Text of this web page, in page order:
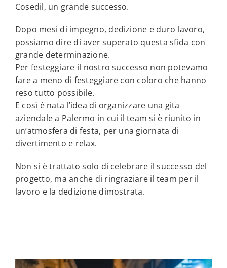
Cosedil, un grande successo.
Dopo mesi di impegno, dedizione e duro lavoro,
possiamo dire di aver superato questa sfida con
grande determinazione.
Per festeggiare il nostro successo non potevamo
fare a meno di festeggiare con coloro che hanno
reso tutto possibile.
E così è nata l’idea di organizzare una gita
aziendale a Palermo in cui il team si è riunito in
un’atmosfera di festa, per una giornata di
divertimento e relax.
Non si è trattato solo di celebrare il successo del
progetto, ma anche di ringraziare il team per il
lavoro e la dedizione dimostrata.